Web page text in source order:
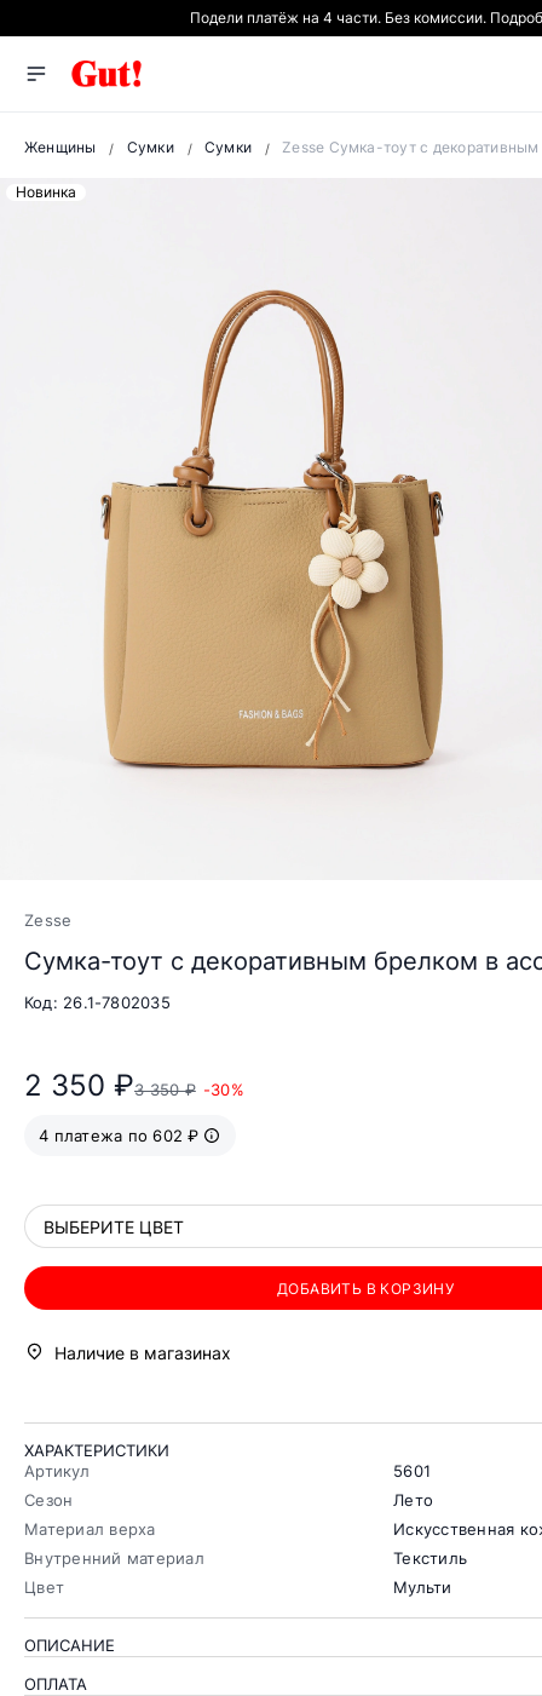
Подели платёж на 4 части. Без комиссии.
Женщины Сумки Сумки Zesse Сумка-тоут с
Новинка
Zesse
Сумка-тоут с декоративным брелком в
Код: 26.1-7802035
2 350 ₽3 350 ₽ -30%
4 платежа по 602 ₽
ВЫБЕРИТЕ ЦВЕТ
ДОБАВИТЬ В КОРЗИНУ
Наличие в магазинах
ХАРАКТЕРИСТИКИ
Артикул
5601
Сезон
Лето
Материал верха
Искусственная
Внутренний материал
Текстиль
Цвет
Мульти
ОПИСАНИЕ
ОПЛАТА